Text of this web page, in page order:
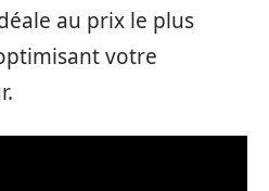
au prix le plus
votre